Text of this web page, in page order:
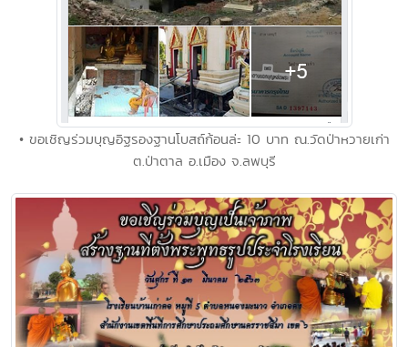
• ขอเชิญร่วมบุญอิฐรองฐานโบสถ์ก้อนล่ะ 10 บาท ณ.วัดป่าหวายเก่า
ต.ป่าตาล อ.เมือง จ.ลพบุรี